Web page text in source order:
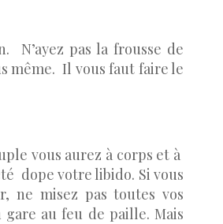
N’ayez pas la frousse de
même. Il vous faut faire le
vous aurez à corps et à
dope votre libido. Si vous
ne misez pas toutes vos
au feu de paille. Mais